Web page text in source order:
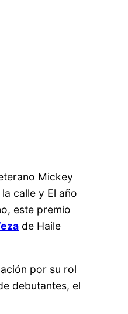
Mickey
calle y El año
este premio
de Haile
por su rol
debutantes, el